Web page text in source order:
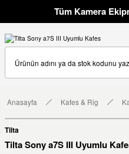
Tüm Kamera
Anasayfa Kafes & Rig
Tilta
Tilta Sony a7S III Uyumlu